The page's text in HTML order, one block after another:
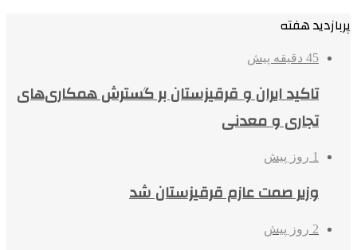
پربازدید هفته
45 دقیقه پیش
تاکید ایران و قرقیزستان بر گسترش همکاری‌های
تجاری و معدنی
1 روز پیش
وزیر صمت عازم قرقیزستان شد
2 روز پیش